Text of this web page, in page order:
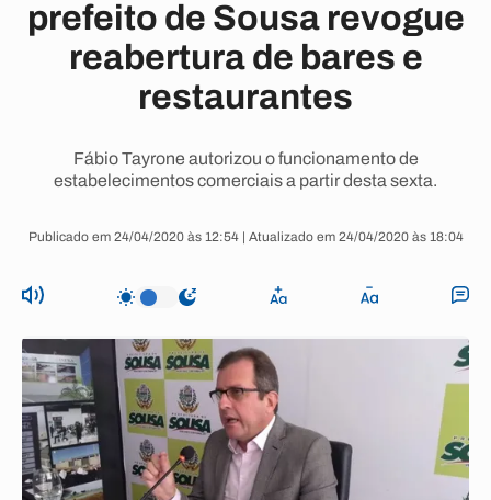
prefeito de Sousa revogue
reabertura de bares e
restaurantes
Fábio Tayrone autorizou o funcionamento de
estabelecimentos comerciais a partir desta sexta.
Publicado em 24/04/2020 às 12:54 | Atualizado em 24/04/2020 às 18:04